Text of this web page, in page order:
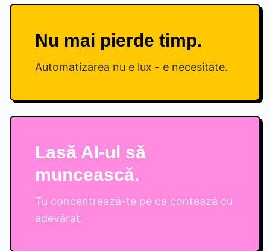
Nu mai pierde timp.
Automatizarea nu e lux - e necesitate.
Lasă AI-ul să
muncească.
Tu concentrează-te pe ce contează cu
adevărat.